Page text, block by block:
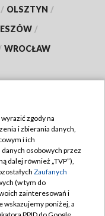
/ OLSZTYN /
/
WROCŁAW
zgody na
i zbierania danych,
i ich
osobowych przez
dalej również „TVP”),
Zaufanych
(w tym do
zainteresowań i
wskazujemy poniżej, a